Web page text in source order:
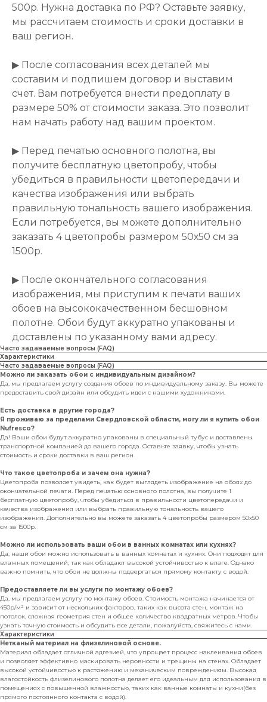
500р. Нужна доставка по РФ? Оставьте заявку,
мы рассчитаем стоимость и сроки доставки в
ваш регион.
▶ После согласования всех деталей мы
составим и подпишем договор и выставим
счет. Вам потребуется внести предоплату в
размере 50% от стоимости заказа. Это позволит
нам начать работу над вашим проектом.
▶ Перед печатью основного полотна, вы
получите бесплатную цветопробу, чтобы
убедиться в правильности цветопередачи и
качества изображения или выбрать
правильную тональность вашего изображения.
Если потребуется, вы можете дополнительно
заказать 4 цветопробы размером 50х50 см за
1500р.
▶ После окончательного согласования
изображения, мы приступим к печати ваших
обоев на высококачественном бесшовном
полотне. Обои будут аккуратно упакованы и
доставлены по указанному вами адресу.
Часто задаваемые вопросы (FAQ)
Характеристики
Часто задаваемые вопросы (FAQ)
Можно ли заказать обои с индивидуальным дизайном?
Да, мы предлагаем услугу создания обоев по индивидуальному заказу. Вы можете
предоставить свой дизайн или обсудить идеи с нашими художниками.
Есть доставка в другие города?
Я проживаю за пределами Свердловской области, могу ли я купить обои
Nufresco?
Да! Ваши обои будут аккуратно упакованы в специальный тубус и доставлены
транспортной компанией до вашего города. Оставьте заявку, чтобы узнать
стоимость и сроки доставки в ваш регион.
Что такое цветопроба и зачем она нужна?
Цветопроба позволяет увидеть, как будет выглядеть изображение на обоях до
окончательной печати. Перед печатью основного полотна, вы получите 1
бесплатную цветопробу, чтобы убедиться в правильности цветопередачи и
качества изображения или выбрать правильную тональность вашего
изображения. Дополнительно вы можете заказать 4 цветопробы размером 50х50
см за 1500р.
Можно ли использовать ваши обои в ванных комнатах или кухнях?
Да, наши обои можно использовать в ванных комнатах и кухнях. Они подходят для
влажных помещений, так как обладают высокой устойчивостью к влаге. Однако
важно помнить, что обои не должны подвергаться прямому контакту с водой.
Предоставляете ли вы услуги по монтажу обоев?
Да, мы предлагаем услугу по монтажу обоев. Стоимость монтажа начинается от
450р/м² и зависит от нескольких факторов, таких как высота стен, монтаж на
потолок, сложная геометрия стен и общее количество квадратных метров. Чтобы
узнать точную стоимость и обсудить все детали, пожалуйста, свяжитесь с нами.
Характеристики
Нетканый материал на флизелиновой основе.
Материал обладает отличной адгезией, что упрощает процесс наклеивания обоев
и позволяет эффективно маскировать неровности и трещины на стенах. Обладает
высокой устойчивостью к растяжению и механическим повреждениям. Высокая
влагостойкость флизелинового полотна делает его идеальным для использования в
помещениях с повышенной влажностью, таких как ванные комнаты и кухни(без
прямого постоянного контакта с водой).